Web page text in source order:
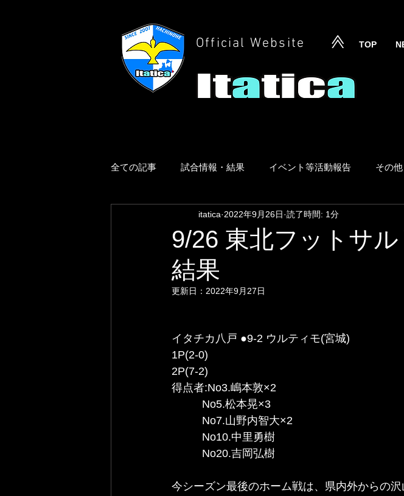
Official Website TOP
全ての記事 試合情報・結果 イベント等活動報告 その他
9/26 東北フットサ
結果
itatica 2022年9月26日 読了時間: 1分
更新日： 2022年9月27日
イタチカ八戸 ●9-2 ウルティモ(宮城)
1P(2-0)
2P(7-2)
得点者:No3.嶋本敦×2
          No5.松本晃×3
          No7.山野内智大×2
          No10.中里勇樹
          No20.吉岡弘樹
今シーズン最後のホーム戦は、県内外からの